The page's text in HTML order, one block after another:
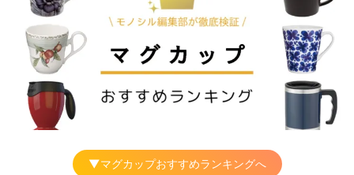
▼マグカップおすすめランキングへ